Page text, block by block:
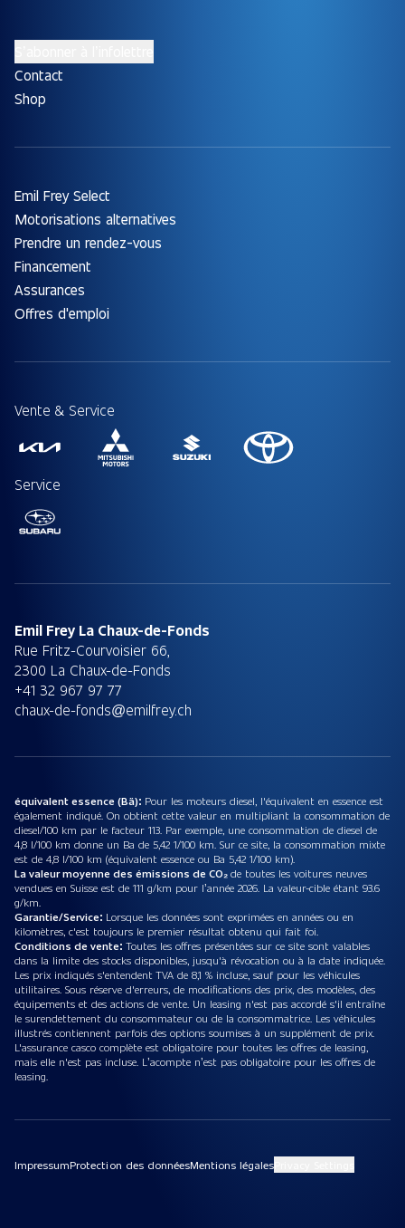
Contact
Shop
Emil Frey Select
Motorisations alternatives
Prendre un rendez-vous
Financement
Assurances
Offres d'emploi
Vente & Service
Service
Emil Frey La Chaux-de-Fonds
Rue Fritz-Courvoisier 66,
2300 La Chaux-de-Fonds
+41 32 967 97 77
chaux-de-fonds@emilfrey.ch
équivalent essence (Bä): Pour les moteurs diesel, l'équivalent en essence est
également indiqué. On obtient cette valeur en multipliant la consommation de
diesel/100 km par le facteur 113. Par exemple, une consommation de diesel de
4,8 l/100 km donne un Ba de 5,42 1/100 km. Sur ce site, la consommation mixte
est de 4,8 l/100 km (équivalent essence ou Ba 5,42 1/100 km).
La valeur moyenne des émissions de CO₂de toutes les voitures neuves
vendues en Suisse est de 111 g/km pour l’année 2026. La valeur-cible étant 93.6
g/km.
Garantie/Service: Lorsque les données sont exprimées en années ou en
kilomètres, c'est toujours le premier résultat obtenu qui fait foi.
Conditions de vente: Toutes les offres présentées sur ce site sont valables
dans la limite des stocks disponibles, jusqu'à révocation ou à la date indiquée.
Les prix indiqués s'entendent TVA de 8,1 % incluse, sauf pour les véhicules
utilitaires. Sous réserve d'erreurs, de modifications des prix, des modèles, des
équipements et des actions de vente. Un leasing n'est pas accordé s'il entraîne
le surendettement du consommateur ou de la consommatrice. Les véhicules
illustrés contiennent parfois des options soumises à un supplément de prix.
L'assurance casco complète est obligatoire pour toutes les offres de leasing,
mais elle n'est pas incluse. L’acompte n’est pas obligatoire pour les offres de
leasing.
ImpressumProtection des donnéesMentions légales